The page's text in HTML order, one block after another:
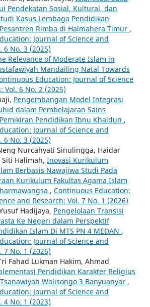
Pendekatan Sosial, Kultural, dan
Kasus Lembaga Pendidikan
Rimba di Halmahera Timur ,
Journal of Science and
6 No. 3 (2025)
Relevance of Moderate Islam in
Mandailing Natal Towards
Education: Journal of Science
Vol. 6 No. 2 (2025)
Pengembangan Model Integrasi
dalam Pembelajaran Sains
Pendidikan Ibnu Khaldun ,
Journal of Science and
6 No. 3 (2025)
Nurcahyati Sinulingga, Haidar
Halimah, Inovasi Kurikulum
Berbasis Nawajiwa Studi Pada
Kurikulum Fakultas Agama Islam
, Continuous Education:
and Research: Vol. 7 No. 1 (2026)
Hadijaya, Pengelolaan Transisi
Ke Negeri dalam Perspektif
Islam Di MTS PN 4 MEDAN ,
Journal of Science and
7 No. 1 (2026)
Fahad Lukman Hakim, Ahmad
Pendidikan Karakter Religius
Walisongo 3 Banyuanyar ,
Journal of Science and
4 No. 1 (2023)